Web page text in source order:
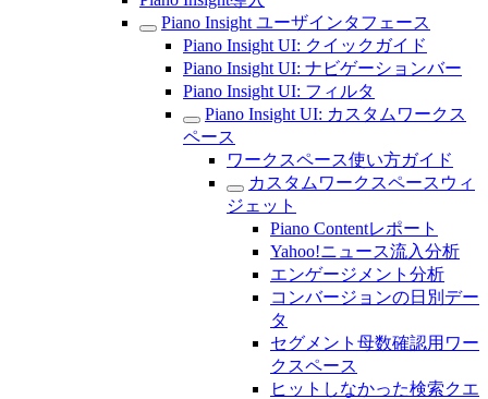
Piano Insight ユーザインタフェース
Piano Insight UI: クイックガイド
Piano Insight UI: ナビゲーションバー
Piano Insight UI: フィルタ
Piano Insight UI: カスタムワークス
ペース
ワークスペース使い方ガイド
カスタムワークスペースウィ
ジェット
Piano Contentレポート
Yahoo!ニュース流入分析
エンゲージメント分析
コンバージョンの日別デー
タ
セグメント母数確認用ワー
クスペース
ヒットしなかった検索クエ